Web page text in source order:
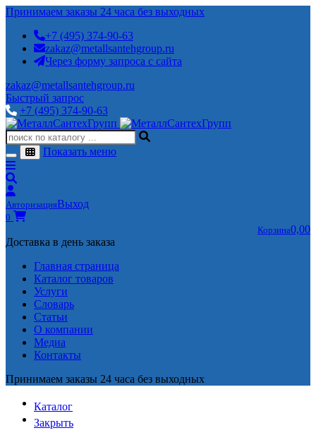
Принимаем заказы 24 часа без выходных
+7 (495) 374-90-63
zakaz@metallsantehgroup.ru
Через форму запроса с сайта
zakaz@metallsantehgroup.ru
Быстрый запрос
+7 (495) 374-90-63
Показать меню
АвторизацияВыход
0
Корзина0,00
Доставка в день заказа
Главная страница
Каталог товаров
Услуги
Словарь
Статьи
О компании
Медиа
Контакты
Принимаем заказы 24 часа без выходных
Каталог
Закрыть